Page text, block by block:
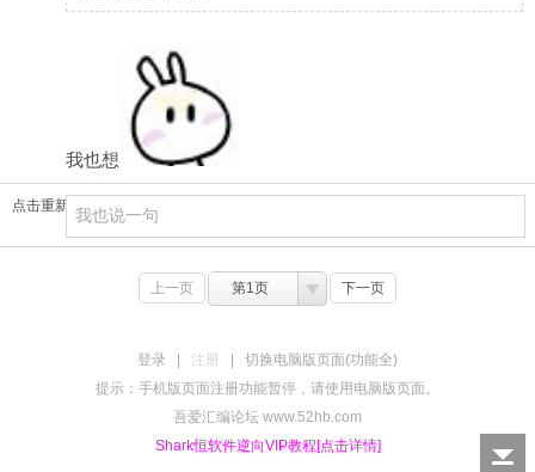
我也想
点击重新加载
上一页 第1页 下一页
登录 注册
切换电脑版页面(功能全)
提示：手机版页面注册功能暂停，请使用电脑版页面。
吾爱汇编论坛 www.52hb.com
Shark恒软件逆向VIP教程[点击详情]